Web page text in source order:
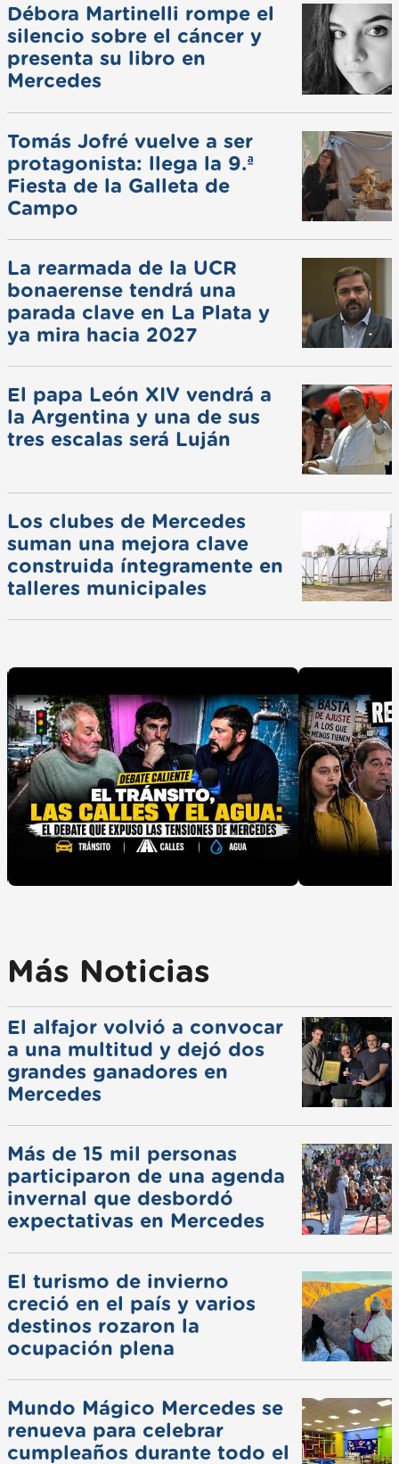
Débora Martinelli rompe el
silencio sobre el cáncer y
presenta su libro en
Mercedes
Tomás Jofré vuelve a ser
protagonista: llega la 9.ª
Fiesta de la Galleta de
Campo
La rearmada de la UCR
bonaerense tendrá una
parada clave en La Plata y
ya mira hacia 2027
El papa León XIV vendrá a
la Argentina y una de sus
tres escalas será Luján
Los clubes de Mercedes
suman una mejora clave
construida íntegramente en
talleres municipales
Más Noticias
El alfajor volvió a convocar
a una multitud y dejó dos
grandes ganadores en
Mercedes
Más de 15 mil personas
participaron de una agenda
invernal que desbordó
expectativas en Mercedes
El turismo de invierno
creció en el país y varios
destinos rozaron la
ocupación plena
Mundo Mágico Mercedes se
renueva para celebrar
cumpleaños durante todo el